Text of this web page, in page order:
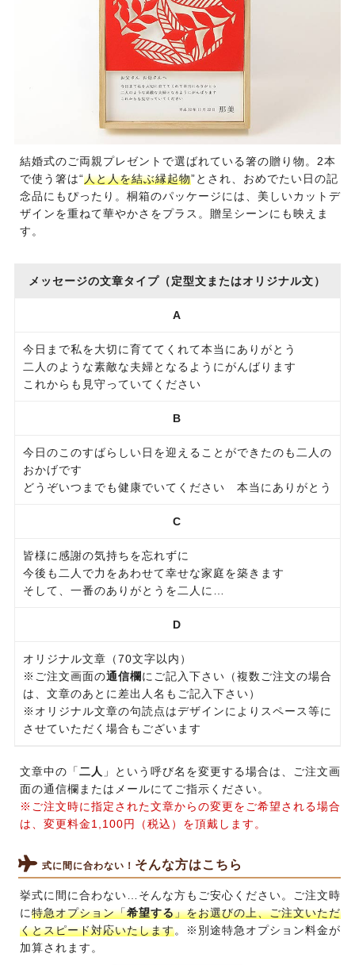
結婚式のご両親プレゼントで選ばれている箸の贈り物。2本
で使う箸は“人と人を結ぶ縁起物”とされ、おめでたい日の記
念品にもぴったり。桐箱のパッケージには、美しいカットデ
ザインを重ねて華やかさをプラス。贈呈シーンにも映えま
す。
メッセージの文章タイプ（定型文またはオリジナル文）
A
今日まで私を大切に育ててくれて本当にありがとう
二人のような素敵な夫婦となるようにがんばります
これからも見守っていてください
B
今日のこのすばらしい日を迎えることができたのも二人の
おかげです
どうぞいつまでも健康でいてください 本当にありがとう
C
皆様に感謝の気持ちを忘れずに
今後も二人で力をあわせて幸せな家庭を築きます
そして、一番のありがとうを二人に…
D
オリジナル文章（70文字以内）
※ご注文画面の通信欄にご記入下さい（複数ご注文の場合
は、文章のあとに差出人名もご記入下さい）
※オリジナル文章の句読点はデザインによりスペース等に
させていただく場合もございます
文章中の「二人 」という呼び名を変更する場合は、ご注文画
面の通信欄またはメールにてご指示ください。
※ご注文時に指定された文章からの変更をご希望される場合
は、変更料金1,100円（税込）を頂戴します。
式に間に合わない！ そんな方はこちら
挙式に間に合わない…そんな方もご安心ください。ご注文時
に特急オプション「希望する」をお選びの上、ご注文いただ
くとスピード対応いたします。※別途特急オプション料金が
加算されます。